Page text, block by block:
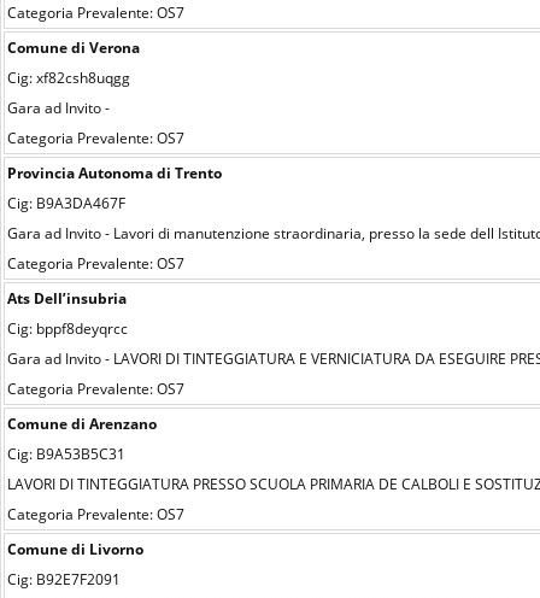
Categoria Prevalente: OS7
Comune di Verona
Cig: xf82csh8uqgg
Gara ad Invito -
Categoria Prevalente: OS7
Provincia Autonoma di Trento
Cig: B9A3DA467F
Gara ad Invito - Lavori di manutenzione straordinaria, presso la sede dell
Categoria Prevalente: OS7
Ats Dell’insubria
Cig: bppf8deyqrcc
Gara ad Invito - LAVORI DI TINTEGGIATURA E VERNICIATURA DA ESEGUIRE
Categoria Prevalente: OS7
Comune di Arenzano
Cig: B9A53B5C31
LAVORI DI TINTEGGIATURA PRESSO SCUOLA PRIMARIA DE CALBOLI E
Categoria Prevalente: OS7
Comune di Livorno
Cig: B92E7F2091